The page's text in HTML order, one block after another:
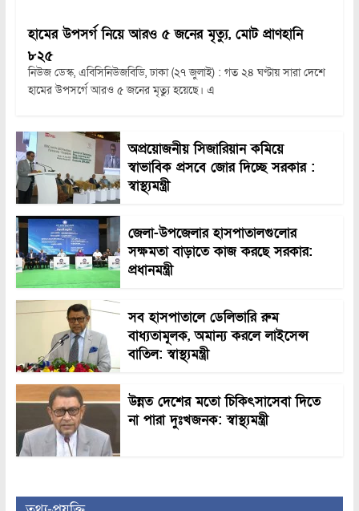
হামের উপসর্গ নিয়ে আরও ৫ জনের মৃত্যু, মোট প্রাণহানি
৮২৫
নিউজ ডেস্ক, এবিসিনিউজবিডি, ঢাকা (২৭ জুলাই) : গত ২৪ ঘণ্টায় সারা দেশে
হামের উপসর্গে আরও ৫ জনের মৃত্যু হয়েছে। এ
অপ্রয়োজনীয় সিজারিয়ান কমিয়ে
স্বাভাবিক প্রসবে জোর দিচ্ছে সরকার :
স্বাস্থ্যমন্ত্রী
জেলা-উপজেলার হাসপাতালগুলোর
সক্ষমতা বাড়াতে কাজ করছে সরকার:
প্রধানমন্ত্রী
সব হাসপাতালে ডেলিভারি রুম
বাধ্যতামূলক, অমান্য করলে লাইসেন্স
বাতিল: স্বাস্থ্যমন্ত্রী
উন্নত দেশের মতো চিকিৎসাসেবা দিতে
না পারা দুঃখজনক: স্বাস্থ্যমন্ত্রী